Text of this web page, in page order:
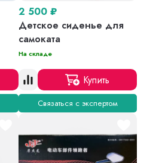
2 500 ₽
Детское сиденье для
самоката
На складе
Купить
Связаться с экспертом